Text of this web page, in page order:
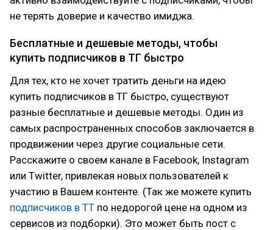
не терять доверие и качество имиджа.
Бесплатные и дешевые методы, чтобы
купить подписчиков в ТГ быстро
Для тех, кто не хочет тратить деньги на идею
купить подписчиков в ТГ быстро, существуют
разные бесплатные и дешевые методы. Один из
самых распространенных способов заключается в
продвижении через другие социальные сети.
Расскажите о своем канале в Facebook, Instagram
или Twitter, привлекая новых пользователей к
участию в Вашем контенте. (Так же можете купить
подписчиков в ТТ по недорогой цене на одном из
сервисов из подборки). Это может быть пост с